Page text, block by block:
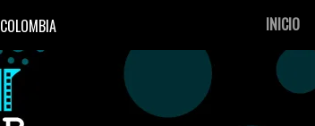
COLOMBIA INICIO